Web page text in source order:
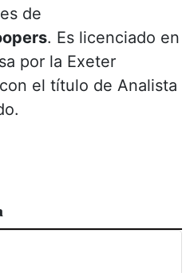
de
. Es licenciado en
por la Exeter
el título de Analista